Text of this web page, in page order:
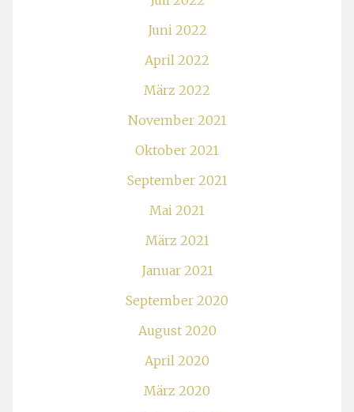
Juni 2022
April 2022
März 2022
November 2021
Oktober 2021
September 2021
Mai 2021
März 2021
Januar 2021
September 2020
August 2020
April 2020
März 2020